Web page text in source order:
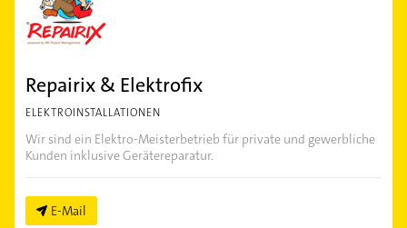
Repairix & Elektrofix
ELEKTROINSTALLATIONEN
Wir sind ein Elektro-Meisterbetrieb für private und gewerbliche
Kunden inklusive Gerätereparatur.
E-Mail